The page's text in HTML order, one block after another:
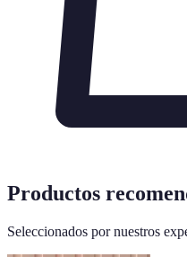
Productos
Seleccionados por nuestros